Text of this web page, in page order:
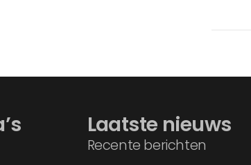
Laatste nieuws
Recente berichten